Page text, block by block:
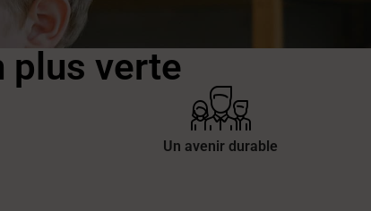
plus verte
Un avenir durable